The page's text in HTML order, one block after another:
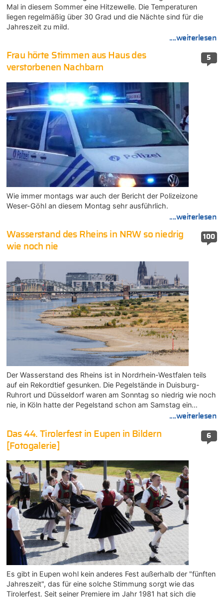
Mal in diesem Sommer eine Hitzewelle. Die Temperaturen
liegen regelmäßig über 30 Grad und die Nächte sind für die
Jahreszeit zu mild.
....weiterlesen
5
Frau hörte Stimmen aus Haus des
verstorbenen Nachbarn
Wie immer montags war auch der Bericht der Polizeizone
Weser-Göhl an diesem Montag sehr ausführlich.
....weiterlesen
100
Wasserstand des Rheins in NRW so niedrig
wie noch nie
Der Wasserstand des Rheins ist in Nordrhein-Westfalen teils
auf ein Rekordtief gesunken. Die Pegelstände in Duisburg-
Ruhrort und Düsseldorf waren am Sonntag so niedrig wie noch
nie, in Köln hatte der Pegelstand schon am Samstag ein…
....weiterlesen
6
Das 44. Tirolerfest in Eupen in Bildern
[Fotogalerie]
Es gibt in Eupen wohl kein anderes Fest außerhalb der "fünften
Jahreszeit", das für eine solche Stimmung sorgt wie das
Tirolerfest. Seit seiner Premiere im Jahr 1981 hat sich die